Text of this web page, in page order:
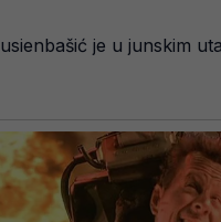
je u junskim